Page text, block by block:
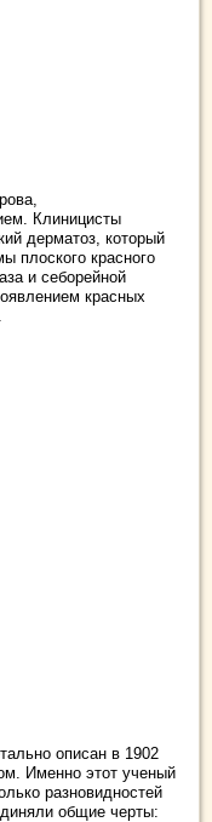
Клиницисты
дерматоз, который
плоского красного
и себорейной
красных
описан в 1902
Именно этот ученый
разновидностей
общие черты: